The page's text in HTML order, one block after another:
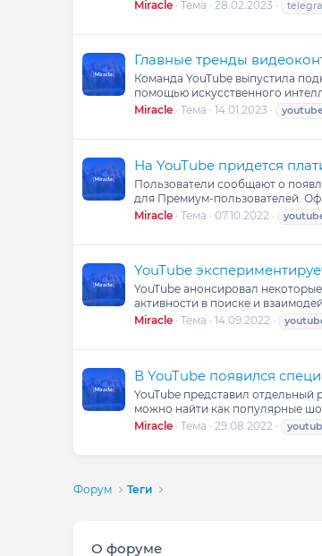
Miracle Тема 28.02.2023
Главные тренды
Команда YouTube выпустила
помощью искусственного
Miracle Тема 14.01.2023
На YouTube придется
Пользователи сообщают о
для Премиум-пользователей.
Miracle Тема 07.10.2022
YouTube
YouTube анонсировал
активности в поиске и
Miracle Тема 14.09.2022
В YouTube появился
YouTube представил
можно найти как популярные
Miracle Тема 29.08.2022
Форум Теги
О форуме